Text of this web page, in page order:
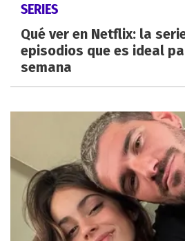
SERIES
Qué ver en Netflix: la
episodios que es ideal
semana